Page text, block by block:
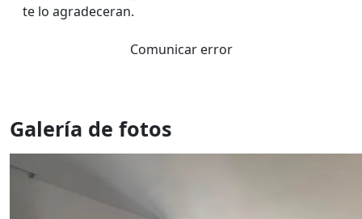
te lo agradeceran.
Comunicar error
Galería de fotos